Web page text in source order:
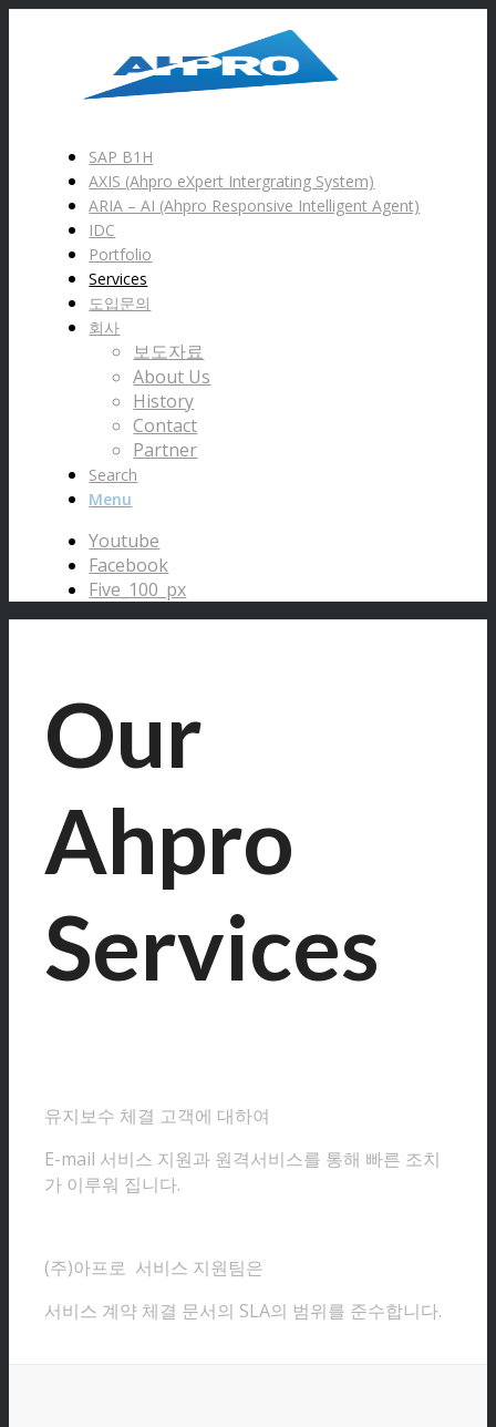
SAP B1H
AXIS (Ahpro eXpert Intergrating System)
ARIA – AI (Ahpro Responsive Intelligent Agent)
IDC
Portfolio
Services
도입문의
회사
보도자료
About Us
History
Contact
Partner
Search
Menu
Youtube
Facebook
Five_100_px
Our
Ahpro
Services
유지보수 체결 고객에 대하여
E-mail 서비스 지원과 원격서비스를 통해 빠른 조치
가 이루워 집니다.
(주)아프로 서비스 지원팀은
서비스 계약 체결 문서의 SLA의 범위를 준수합니다.